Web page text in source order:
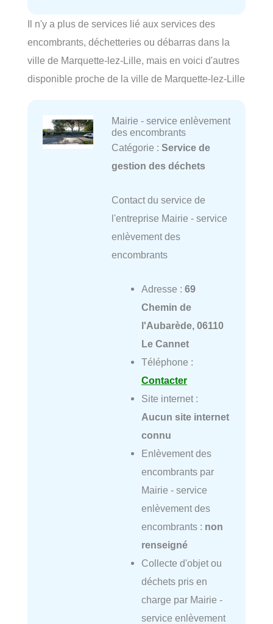
Il n'y a plus de services lié aux services des
encombrants, déchetteries ou débarras dans la
ville de Marquette-lez-Lille, mais en voici d'autres
disponible proche de la ville de Marquette-lez-Lille
Mairie - service enlèvement
des encombrants
Catégorie : Service de
gestion des déchets
Contact du service de
l'entreprise Mairie - service
enlèvement des
encombrants
Adresse : 69
Chemin de
l'Aubarède, 06110
Le Cannet
Téléphone :
Contacter
Site internet :
Aucun site internet
connu
Enlèvement des
encombrants par
Mairie - service
enlèvement des
encombrants : non
renseigné
Collecte d'objet ou
déchets pris en
charge par Mairie -
service enlèvement